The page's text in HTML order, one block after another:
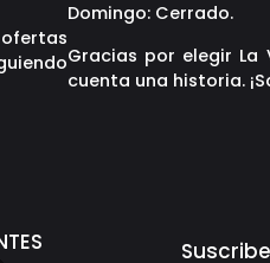
Domingo: Cerrado.
Gracias por elegir
cuenta una historia.